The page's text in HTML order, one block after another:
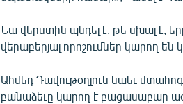
Նա վերստին պնդել է, թե սխալ է,
վերաբերյալ որոշումներ կարող
Ահմեդ Դավութօղլուն նաեւ
բանաձեւը կարող է բացասաբար